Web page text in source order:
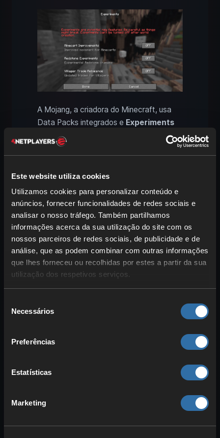
Este website utiliza cookies
Utilizamos cookies para personalizar conteúdo e
anúncios, fornecer funcionalidades de redes sociais e
analisar o nosso tráfego. Também partilhamos
informações acerca da sua utilização do site com os
nossos parceiros de redes sociais, de publicidade e de
análise, que as podem combinar com outras informações
que lhes forneceu ou recolhidas por estes a partir da sua
utilização dos respetivos serviços.
Necessários
Preferências
Estatísticas
Marketing
A Mojang, a criadora do Minecraft, usa
Data Packs integrados e Experiments
para testar novas funcionalidades antes
de saírem em atualização. Encontras
separador Experiments ou no menu de
estas opções chamam-se Experiments e
não correspondem a uma exportação
direta de Data Pack como na Java.
Atualmente, existem, entre outras, estas
opções experimentais:
Melhorias nos carrinhos de mina:
Alterações há muito necessárias
Mecânicas de Redstone revistas